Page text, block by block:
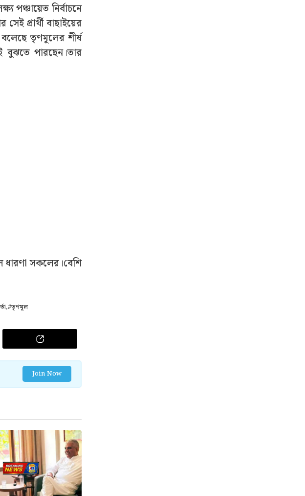
পঞ্চায়েত নির্বাচনে
প্রার্থী বাছাইয়ের
তৃণমূলের শীর্ষ
বুঝতে পারছেন।তার
সকলের।বেশি
,#তৃণমূল
Join Now